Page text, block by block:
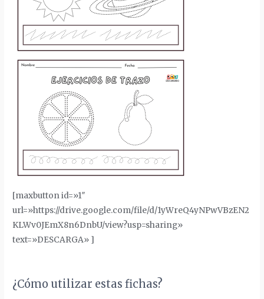
[maxbutton id=»1″
url=»https://drive.google.com/file/d/1yWreQ4yNPwVBzEN2
KLWv0JEmX8n6DnbU/view?usp=sharing»
text=»DESCARGA» ]
¿Cómo utilizar estas fichas?